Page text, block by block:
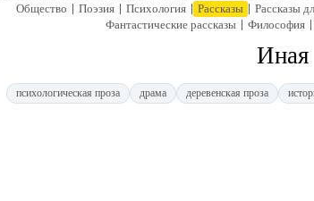
Общество | Поэзия | Психология | Рассказы | Рассказы
Фантастические рассказы | Философия |
Иная
психологическая проза драма деревенская проза